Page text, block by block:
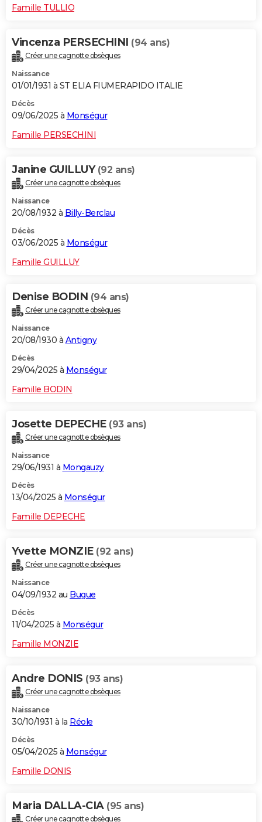
Famille TULLIO
Vincenza PERSECHINI (94 ans)
Créer une cagnotte obsèques
Naissance
01/01/1931 à ST ELIA FIUMERAPIDO ITALIE
Décès
09/06/2025 à Monségur
Famille PERSECHINI
Janine GUILLUY (92 ans)
Créer une cagnotte obsèques
Naissance
20/08/1932 à Billy-Berclau
Décès
03/06/2025 à Monségur
Famille GUILLUY
Denise BODIN (94 ans)
Créer une cagnotte obsèques
Naissance
20/08/1930 à Antigny
Décès
29/04/2025 à Monségur
Famille BODIN
Josette DEPECHE (93 ans)
Créer une cagnotte obsèques
Naissance
29/06/1931 à Mongauzy
Décès
13/04/2025 à Monségur
Famille DEPECHE
Yvette MONZIE (92 ans)
Créer une cagnotte obsèques
Naissance
04/09/1932 au Bugue
Décès
11/04/2025 à Monségur
Famille MONZIE
Andre DONIS (93 ans)
Créer une cagnotte obsèques
Naissance
30/10/1931 à la Réole
Décès
05/04/2025 à Monségur
Famille DONIS
Maria DALLA-CIA (95 ans)
Créer une cagnotte obsèques